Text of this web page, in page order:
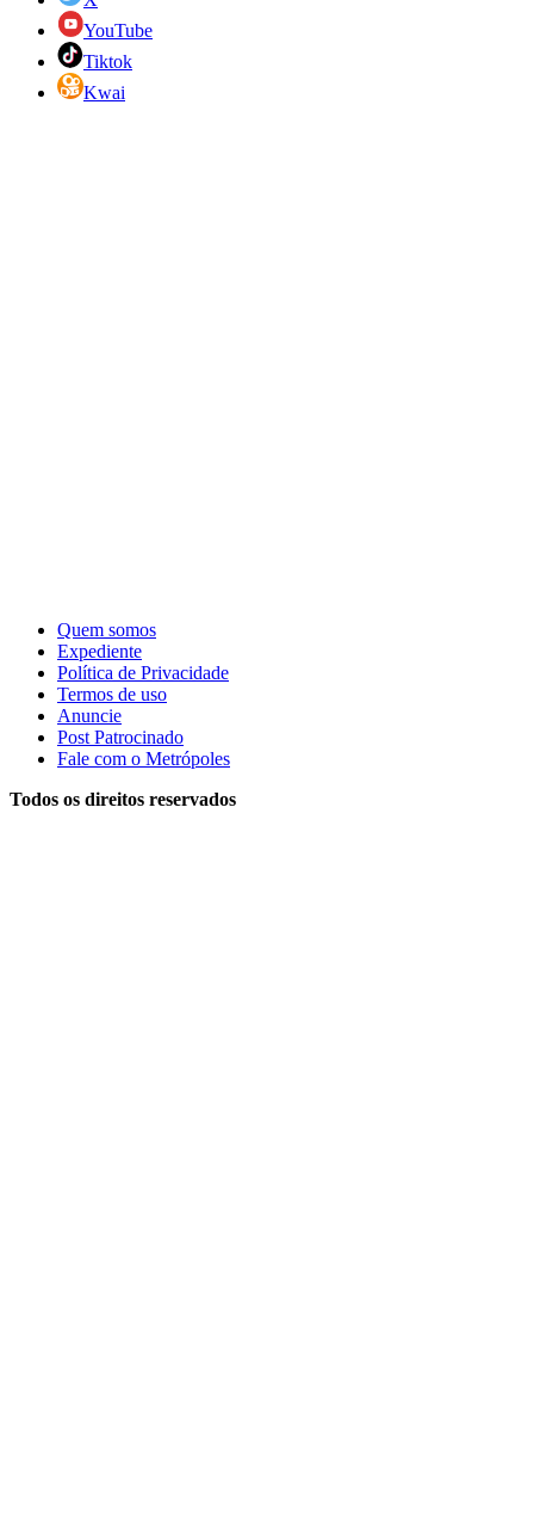
YouTube
Tiktok
Kwai
Quem somos
Expediente
Política de Privacidade
Termos de uso
Anuncie
Post Patrocinado
Fale com o Metrópoles
Todos os direitos reservados